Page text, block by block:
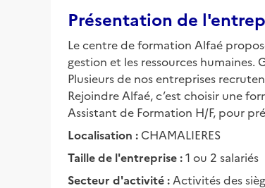
Présentation de
Le centre de formation Alfaé
gestion et les ressources humaines.
Plusieurs de nos entreprises
Rejoindre Alfaé, c’est choisir une
Assistant de Formation H/F, pour
Localisation : CHAMALIERES
Taille de l'entreprise :1 ou 2 salariés
Secteur d'activité : Activités des